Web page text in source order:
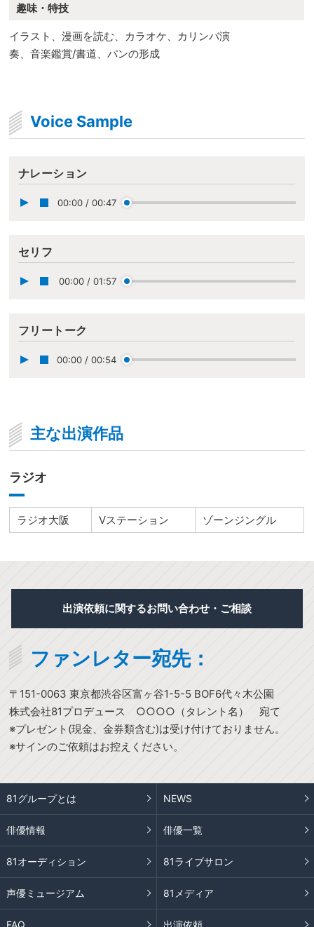
趣味・特技
イラスト、漫画を読む、カラオケ、カリンバ演
奏、音楽鑑賞/書道、パンの形成
Voice Sample
ナレーション
00:00 / 00:47
セリフ
00:00 / 01:57
フリートーク
00:00 / 00:54
主な出演作品
ラジオ
ラジオ大阪 Vステーション ゾーンジングル
出演依頼に関するお問い合わせ・ご相談
ファンレター宛先：
〒151-0063 東京都渋谷区富ヶ谷1-5-5 BOF6代々木公園
株式会社81プロデュース ○○○○（タレント名） 宛て
※プレゼント(現金、金券類含む)は受け付けておりません。
※サインのご依頼はお控えください。
81グループとは NEWS
俳優情報 俳優一覧
81オーディション 81ライブサロン
声優ミュージアム 81メディア
FAQ 出演依頼